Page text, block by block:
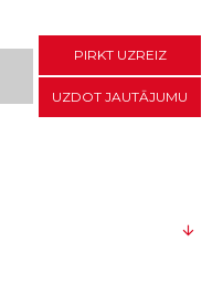
PIRKT UZREIZ
UZDOT JAUTĀJUMU